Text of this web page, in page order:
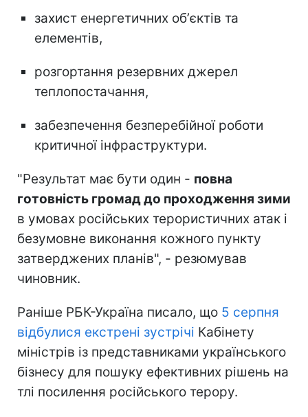
захист енергетичних обʼєктів та
елементів,
розгортання резервних джерел
теплопостачання,
забезпечення безперебійної роботи
критичної інфраструктури.
"Результат має бути один - повна
готовність громад до проходження зими
в умовах російських терористичних атак і
безумовне виконання кожного пункту
затверджених планів", - резюмував
чиновник.
Раніше РБК-Україна писало, що 5 серпня
відбулися екстрені зустрічі Кабінету
міністрів із представниками українського
бізнесу для пошуку ефективних рішень на
тлі посилення російського терору.